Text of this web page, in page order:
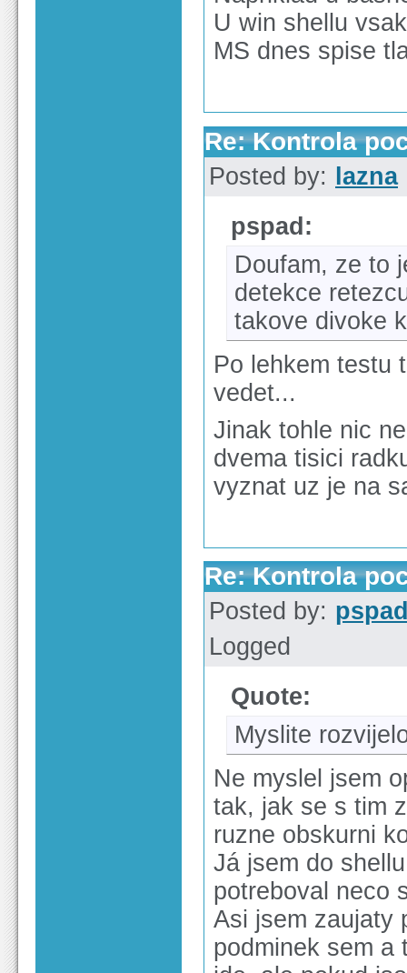
U win shellu
MS dnes spise
Re: Kontrola
Posted by: lazna
pspad:
Doufam, ze to
detekce
takove divoke
Po lehkem testu
vedet...
Jinak tohle nic
dvema tisici
vyznat uz je na
Re: Kontrola
Posted by:
Logged
Quote:
Myslite
Ne myslel jsem
tak, jak se s tim
ruzne obskurni
Já jsem do
potreboval neco
Asi jsem zaujaty
podminek sem a